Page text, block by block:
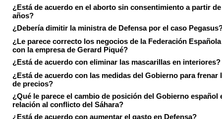
¿Está de acuerdo en el aborto sin consentimiento a partir
años?
¿Debería dimitir la ministra de Defensa por el caso
¿Le parece correcto los negocios de la Federación
con la empresa de Gerard Piqué?
¿Está de acuerdo con eliminar las mascarillas en interiores?
¿Está de acuerdo con las medidas del Gobierno para frenar
de precios?
¿Qué le parece el cambio de posición del Gobierno español
relación al conflicto del Sáhara?
¿Está de acuerdo con aumentar el gasto en Defensa?